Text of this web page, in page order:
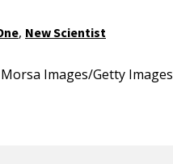
, New Scientist
Images/Getty Images